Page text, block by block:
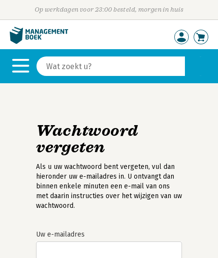
Op werkdagen voor 23:00 besteld, morgen in huis
Wachtwoord
vergeten
Als u uw wachtwoord bent vergeten, vul dan
hieronder uw e-mailadres in. U ontvangt dan
binnen enkele minuten een e-mail van ons
met daarin instructies over het wijzigen van uw
wachtwoord.
Uw e-mailadres